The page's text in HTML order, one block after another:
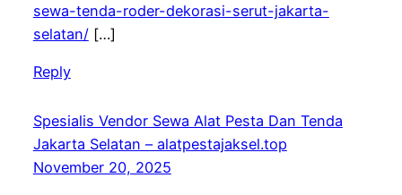
sewa-tenda-roder-dekorasi-serut-jakarta-
selatan/[…]
Reply
Spesialis Vendor Sewa Alat Pesta Dan Tenda
Jakarta Selatan – alatpestajaksel.top
November 20, 2025